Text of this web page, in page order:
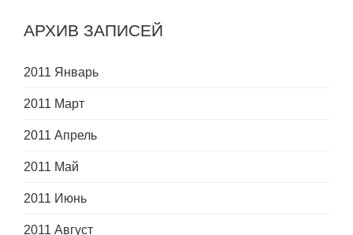
АРХИВ ЗАПИСЕЙ
2011 Январь
2011 Март
2011 Апрель
2011 Май
2011 Июнь
2011 Август